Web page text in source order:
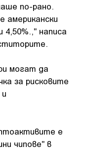
по-рано.
американски
4,50%.," написа
могат да
за рисковите
е
чипове" в